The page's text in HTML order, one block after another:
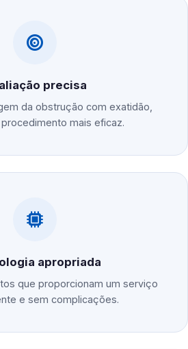
precisa
da obstrução com exatidão,
mais eficaz.
apropriada
que proporcionam um serviço
e sem complicações.